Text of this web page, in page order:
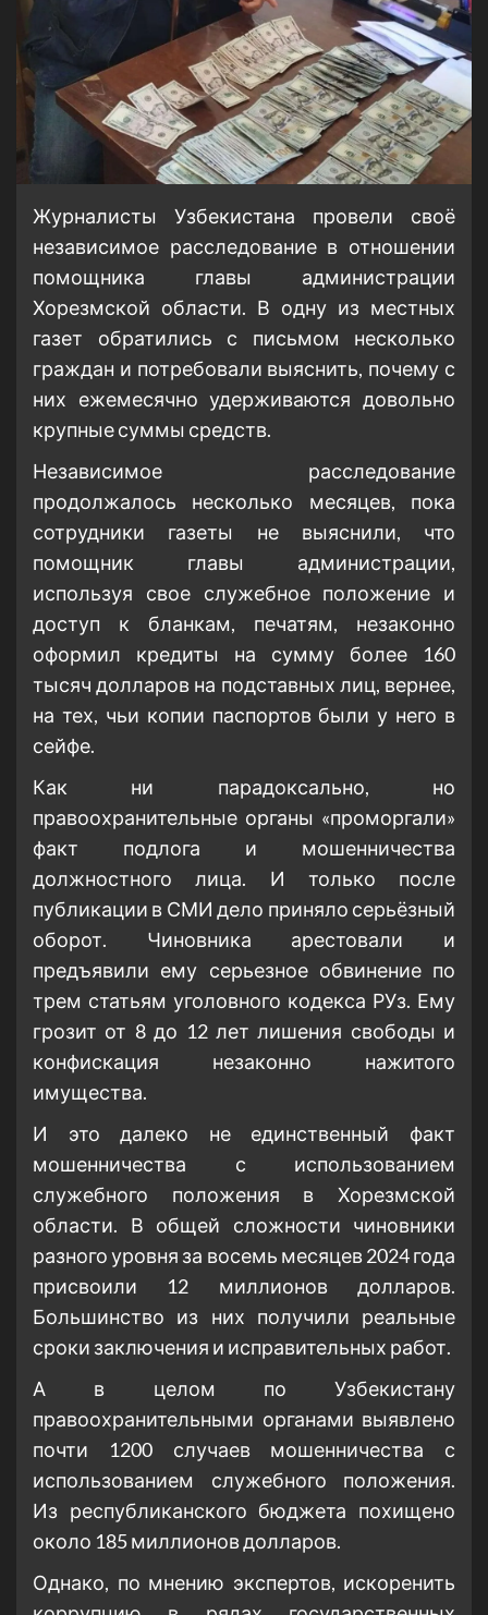
Журналисты Узбекистана провели своё
независимое расследование в отношении
помощника главы администрации
Хорезмской области. В одну из местных
газет обратились с письмом несколько
граждан и потребовали выяснить, почему с
них ежемесячно удерживаются довольно
крупные суммы средств.
Независимое расследование
продолжалось несколько месяцев, пока
сотрудники газеты не выяснили, что
помощник главы администрации,
используя свое служебное положение и
доступ к бланкам, печатям, незаконно
оформил кредиты на сумму более 160
тысяч долларов на подставных лиц, вернее,
на тех, чьи копии паспортов были у него в
сейфе.
Как ни парадоксально, но
правоохранительные органы «проморгали»
факт подлога и мошенничества
должностного лица. И только после
публикации в СМИ дело приняло серьёзный
оборот. Чиновника арестовали и
предъявили ему серьезное обвинение по
трем статьям уголовного кодекса РУз. Ему
грозит от 8 до 12 лет лишения свободы и
конфискация незаконно нажитого
имущества.
И это далеко не единственный факт
мошенничества с использованием
служебного положения в Хорезмской
области. В общей сложности чиновники
разного уровня за восемь месяцев 2024 года
присвоили 12 миллионов долларов.
Большинство из них получили реальные
сроки заключения и исправительных работ.
А в целом по Узбекистану
правоохранительными органами выявлено
почти 1200 случаев мошенничества с
использованием служебного положения.
Из республиканского бюджета похищено
около 185 миллионов долларов.
Однако, по мнению экспертов, искоренить